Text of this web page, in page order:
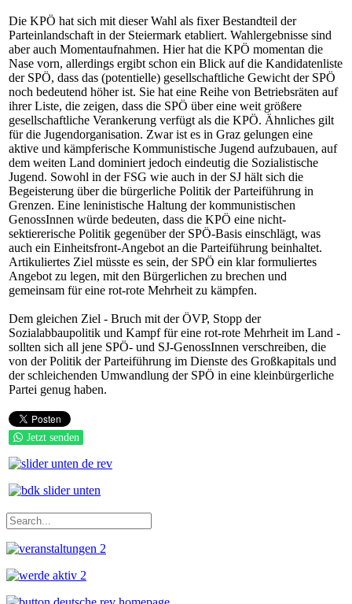
Die KPÖ hat sich mit dieser Wahl als fixer Bestandteil der
Parteinlandschaft in der Steiermark etabliert. Wahlergebnisse sind
aber auch Momentaufnahmen. Hier hat die KPÖ momentan die
Nase vorn, allerdings ergibt schon ein Blick auf die Kandidatenliste
der SPÖ, dass das (potentielle) gesellschaftliche Gewicht der SPÖ
noch bedeutend höher ist. Sie hat eine Reihe von Betriebsräten auf
ihrer Liste, die zeigen, dass die SPÖ über eine weit größere
gesellschaftliche Verankerung verfügt als die KPÖ. Ähnliches gilt
für die Jugendorganisation. Zwar ist es in Graz gelungen eine
aktive und kämpferische Kommunistische Jugend aufzubauen, auf
dem weiten Land dominiert jedoch eindeutig die Sozialistische
Jugend. Sowohl in der FSG wie auch in der SJ hält sich die
Begeisterung über die bürgerliche Politik der Parteiführung in
Grenzen. Eine leninistische Haltung der kommunistischen
GenossInnen würde bedeuten, dass die KPÖ eine nicht-
sektiererische Politik gegenüber der SPÖ-Basis einschlägt, was
auch ein Einheitsfront-Angebot an die Parteiführung beinhaltet.
Artikuliertes Ziel müsste es sein, der SPÖ ein klar formuliertes
Angebot zu legen, mit den Bürgerlichen zu brechen und
gemeinsam für eine rot-rote Mehrheit zu kämpfen.
Dem gleichen Ziel - Bruch mit der ÖVP, Stopp der
Sozialabbaupolitik und Kampf für eine rot-rote Mehrheit im Land -
sollten sich all jene SPÖ- und SJ-GenossInnen verschreiben, die
von der Politik der Parteiführung im Dienste des Großkapitals und
der schleichenden Umwandlung der SPÖ in eine kleinbürgerliche
Partei genug haben.
Jetzt senden